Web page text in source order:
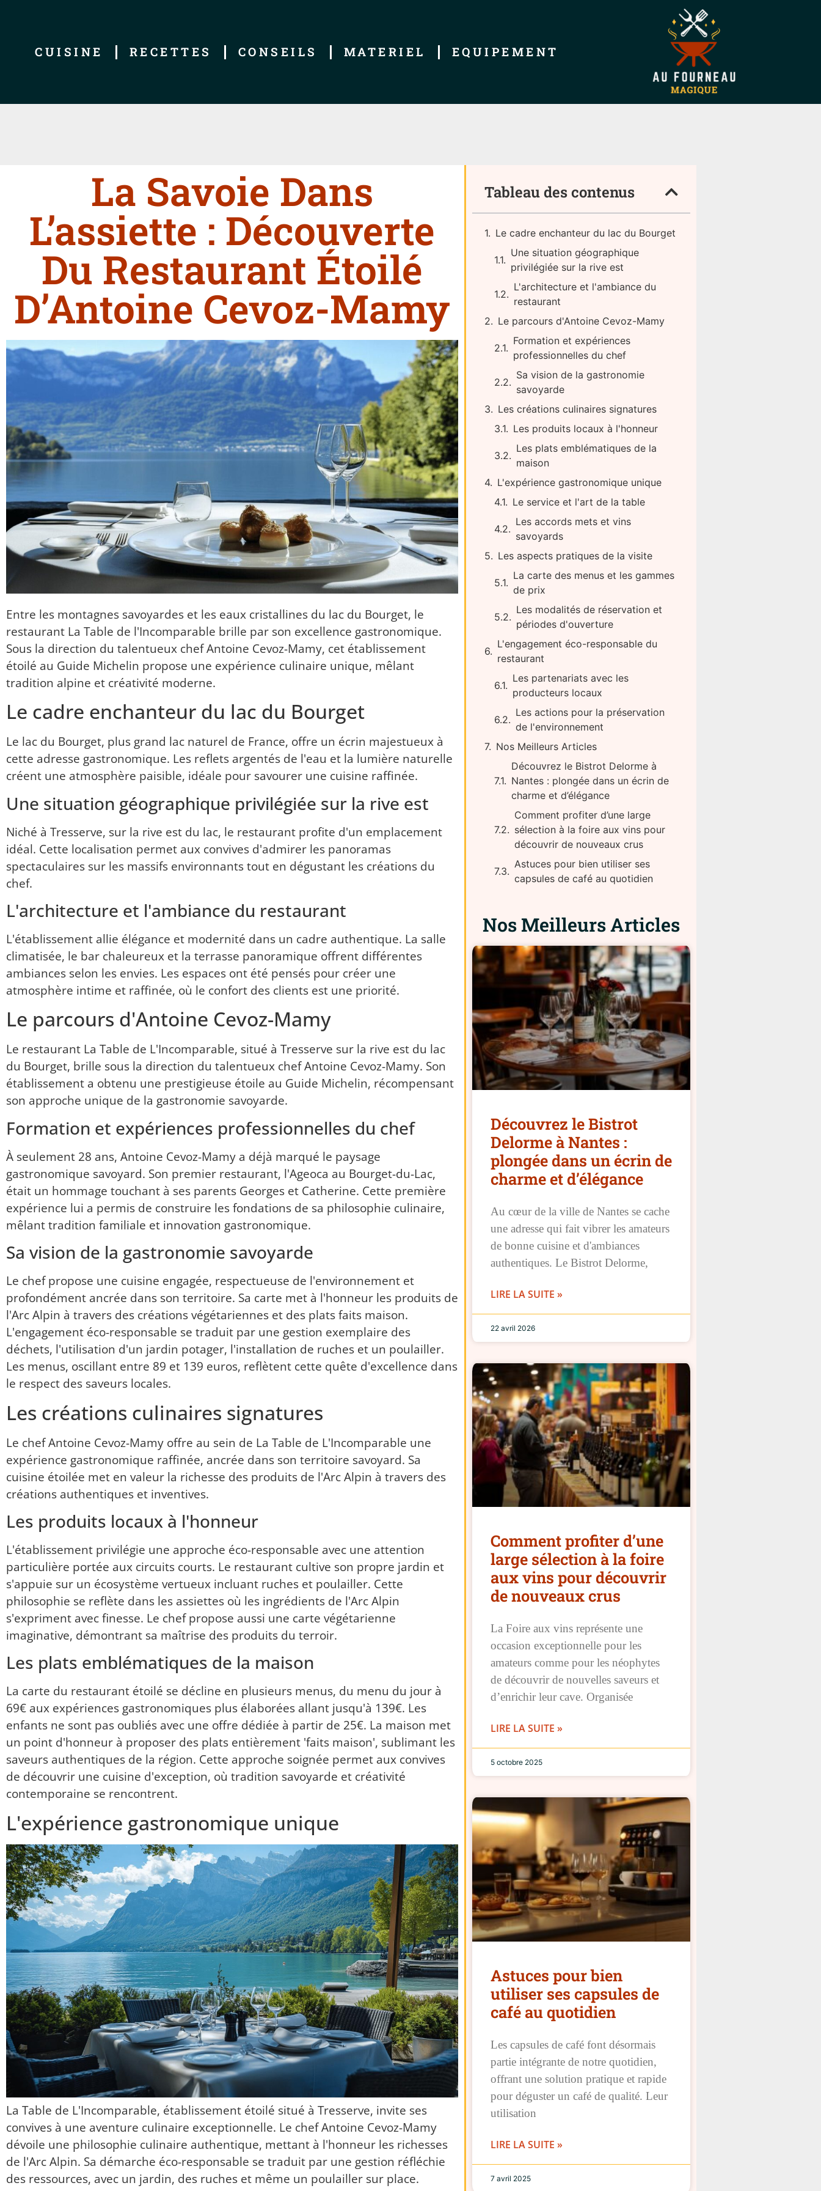
CUISINE RECETTES CONSEILS MATERIEL EQUIPEMENT
La Savoie Dans
L’assiette : Découverte
Du Restaurant Étoilé
D’Antoine Cevoz-Mamy
Entre les montagnes savoyardes et les eaux cristallines du lac du Bourget, le
restaurant La Table de l'Incomparable brille par son excellence gastronomique.
Sous la direction du talentueux chef Antoine Cevoz-Mamy, cet établissement
étoilé au Guide Michelin propose une expérience culinaire unique, mêlant
tradition alpine et créativité moderne.
Le cadre enchanteur du lac du Bourget
Le lac du Bourget, plus grand lac naturel de France, offre un écrin majestueux à
cette adresse gastronomique. Les reflets argentés de l'eau et la lumière naturelle
créent une atmosphère paisible, idéale pour savourer une cuisine raffinée.
Une situation géographique privilégiée sur la rive est
Niché à Tresserve, sur la rive est du lac, le restaurant profite d'un emplacement
idéal. Cette localisation permet aux convives d'admirer les panoramas
spectaculaires sur les massifs environnants tout en dégustant les créations du
chef.
L'architecture et l'ambiance du restaurant
L'établissement allie élégance et modernité dans un cadre authentique. La salle
climatisée, le bar chaleureux et la terrasse panoramique offrent différentes
ambiances selon les envies. Les espaces ont été pensés pour créer une
atmosphère intime et raffinée, où le confort des clients est une priorité.
Le parcours d'Antoine Cevoz-Mamy
Le restaurant La Table de L'Incomparable, situé à Tresserve sur la rive est du lac
du Bourget, brille sous la direction du talentueux chef Antoine Cevoz-Mamy. Son
établissement a obtenu une prestigieuse étoile au Guide Michelin, récompensant
son approche unique de la gastronomie savoyarde.
Formation et expériences professionnelles du chef
À seulement 28 ans, Antoine Cevoz-Mamy a déjà marqué le paysage
gastronomique savoyard. Son premier restaurant, l'Ageoca au Bourget-du-Lac,
était un hommage touchant à ses parents Georges et Catherine. Cette première
expérience lui a permis de construire les fondations de sa philosophie culinaire,
mêlant tradition familiale et innovation gastronomique.
Sa vision de la gastronomie savoyarde
Le chef propose une cuisine engagée, respectueuse de l'environnement et
profondément ancrée dans son territoire. Sa carte met à l'honneur les produits de
l'Arc Alpin à travers des créations végétariennes et des plats faits maison.
L'engagement éco-responsable se traduit par une gestion exemplaire des
déchets, l'utilisation d'un jardin potager, l'installation de ruches et un poulailler.
Les menus, oscillant entre 89 et 139 euros, reflètent cette quête d'excellence dans
le respect des saveurs locales.
Les créations culinaires signatures
Le chef Antoine Cevoz-Mamy offre au sein de La Table de L'Incomparable une
expérience gastronomique raffinée, ancrée dans son territoire savoyard. Sa
cuisine étoilée met en valeur la richesse des produits de l'Arc Alpin à travers des
créations authentiques et inventives.
Les produits locaux à l'honneur
L'établissement privilégie une approche éco-responsable avec une attention
particulière portée aux circuits courts. Le restaurant cultive son propre jardin et
s'appuie sur un écosystème vertueux incluant ruches et poulailler. Cette
philosophie se reflète dans les assiettes où les ingrédients de l'Arc Alpin
s'expriment avec finesse. Le chef propose aussi une carte végétarienne
imaginative, démontrant sa maîtrise des produits du terroir.
Les plats emblématiques de la maison
La carte du restaurant étoilé se décline en plusieurs menus, du menu du jour à
69€ aux expériences gastronomiques plus élaborées allant jusqu'à 139€. Les
enfants ne sont pas oubliés avec une offre dédiée à partir de 25€. La maison met
un point d'honneur à proposer des plats entièrement 'faits maison', sublimant les
saveurs authentiques de la région. Cette approche soignée permet aux convives
de découvrir une cuisine d'exception, où tradition savoyarde et créativité
contemporaine se rencontrent.
L'expérience gastronomique unique
La Table de L'Incomparable, établissement étoilé situé à Tresserve, invite ses
convives à une aventure culinaire exceptionnelle. Le chef Antoine Cevoz-Mamy
dévoile une philosophie culinaire authentique, mettant à l'honneur les richesses
de l'Arc Alpin. Sa démarche éco-responsable se traduit par une gestion réfléchie
des ressources, avec un jardin, des ruches et même un poulailler sur place.
Tableau des contenus
Le cadre enchanteur du lac du Bourget
Une situation géographique
privilégiée sur la rive est
L'architecture et l'ambiance du
restaurant
Le parcours d'Antoine Cevoz-Mamy
Formation et expériences
professionnelles du chef
Sa vision de la gastronomie
savoyarde
Les créations culinaires signatures
Les produits locaux à l'honneur
Les plats emblématiques de la
maison
L'expérience gastronomique unique
Le service et l'art de la table
Les accords mets et vins
savoyards
Les aspects pratiques de la visite
La carte des menus et les gammes
de prix
Les modalités de réservation et
périodes d'ouverture
L'engagement éco-responsable du
restaurant
Les partenariats avec les
producteurs locaux
Les actions pour la préservation
de l'environnement
Nos Meilleurs Articles
Découvrez le Bistrot Delorme à
Nantes : plongée dans un écrin de
charme et d’élégance
Comment profiter d’une large
sélection à la foire aux vins pour
découvrir de nouveaux crus
Astuces pour bien utiliser ses
capsules de café au quotidien
Nos Meilleurs Articles
Découvrez le Bistrot
Delorme à Nantes :
plongée dans un écrin de
charme et d’élégance
Au cœur de la ville de Nantes se cache
une adresse qui fait vibrer les amateurs
de bonne cuisine et d'ambiances
authentiques. Le Bistrot Delorme,
LIRE LA SUITE »
22 avril 2026
Comment profiter d’une
large sélection à la foire
aux vins pour découvrir
de nouveaux crus
La Foire aux vins représente une
occasion exceptionnelle pour les
amateurs comme pour les néophytes
de découvrir de nouvelles saveurs et
d’enrichir leur cave. Organisée
LIRE LA SUITE »
5 octobre 2025
Astuces pour bien
utiliser ses capsules de
café au quotidien
Les capsules de café font désormais
partie intégrante de notre quotidien,
offrant une solution pratique et rapide
pour déguster un café de qualité. Leur
utilisation
LIRE LA SUITE »
7 avril 2025